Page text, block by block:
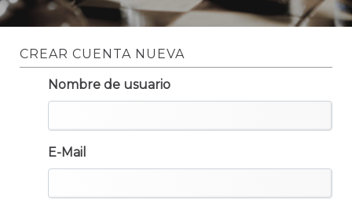
CREAR CUENTA NUEVA
Nombre de usuario
E-Mail